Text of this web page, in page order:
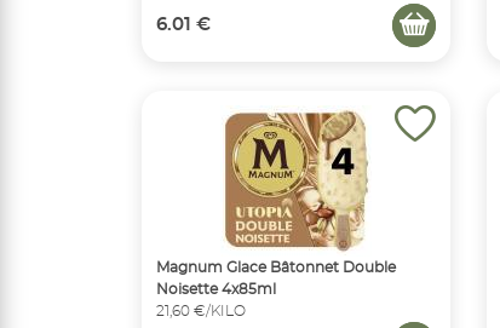
6.01 €
Magnum Glace Bâtonnet Double
Noisette 4x85ml
21,60 €/KILO